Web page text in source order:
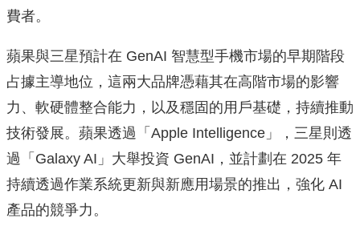
費者。
蘋果與三星預計在 GenAI 智慧型手機市場的早期階段
占據主導地位，這兩大品牌憑藉其在高階市場的影響
力、軟硬體整合能力，以及穩固的用戶基礎，持續推動
技術發展。蘋果透過「Apple Intelligence」，三星則透
過「Galaxy AI」大舉投資 GenAI，並計劃在 2025 年
持續透過作業系統更新與新應用場景的推出，強化 AI
產品的競爭力。